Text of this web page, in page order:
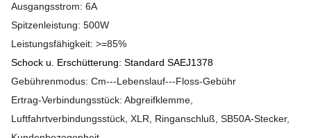
Ausgangsstrom: 6A
Spitzenleistung: 500W
Leistungsfähigkeit: >=85%
Schock u. Erschütterung: Standard SAEJ1378
Gebührenmodus: Cm---Lebenslauf---Floss-Gebühr
Ertrag-Verbindungsstück: Abgreifklemme,
Luftfahrtverbindungsstück, XLR, Ringanschluß, SB50A-Stecker,